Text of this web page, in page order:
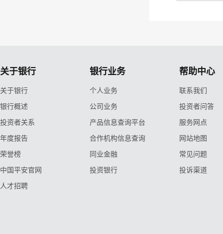
关于银行
关于银行
银行概述
投资者关系
年度报告
荣誉榜
中国平安官网
人才招聘
银行业务
个人业务
公司业务
产品信息查询平台
合作机构信息查询
同业金融
投资银行
帮助中心
联系我们
投资者问答
服务网点
网站地图
常见问题
投诉渠道